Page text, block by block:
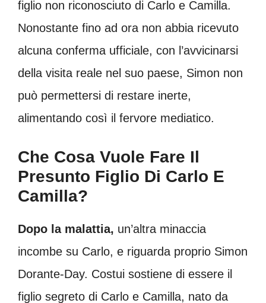
figlio non riconosciuto di Carlo e Camilla.
Nonostante fino ad ora non abbia ricevuto
alcuna conferma ufficiale, con l’avvicinarsi
della visita reale nel suo paese, Simon non
può permettersi di restare inerte,
alimentando così il fervore mediatico.
Che Cosa Vuole Fare Il
Presunto Figlio Di Carlo E
Camilla?
Dopo la malattia, un’altra minaccia
incombe su Carlo, e riguarda proprio Simon
Dorante-Day. Costui sostiene di essere il
figlio segreto di Carlo e Camilla, nato da